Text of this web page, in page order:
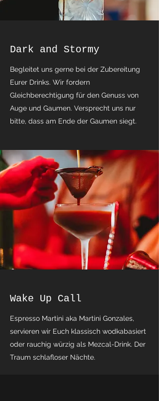
Dark and Stormy
Begleitet uns gerne bei der Zubereitung
Eurer Drinks. Wir fordern
Gleichberechtigung für den Genuss von
Auge und Gaumen. Versprecht uns nur
bitte, dass am Ende der Gaumen siegt.
Wake Up Call
Espresso Martini aka Martini Gonzales,
servieren wir Euch klassisch wodkabasiert
oder rauchig würzig als Mezcal-Drink. Der
Traum schlafloser Nächte.